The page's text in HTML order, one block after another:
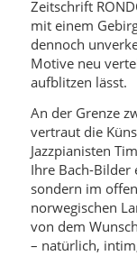
Zeitschrift
mit einem
dennoch
Motive neu
aufblitzen lässt.
An der Grenze
vertraut die
Jazzpianisten
Ihre Bach-
sondern im
norwegischen
von dem
– natürlich,